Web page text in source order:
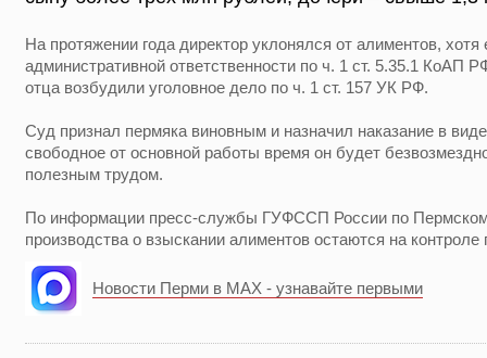
На протяжении года директор уклонялся от алиментов, хотя
административной ответственности по ч. 1 ст. 5.35.1 КоАП
отца возбудили уголовное дело по ч. 1 ст. 157 УК РФ.
Суд признал пермяка виновным и назначил наказание в
свободное от основной работы время он будет
полезным трудом.
По информации пресс-службы ГУФССП России по
производства о взыскании алиментов остаются на контроле
Новости Перми в MAX - узнавайте первыми